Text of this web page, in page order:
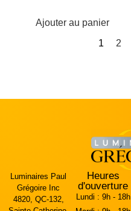
Ajouter au panier
1
2
Luminaires Paul
Grégoire Inc
4820, QC-132,
Heures
d'ouverture
Lundi : 9h - 18h